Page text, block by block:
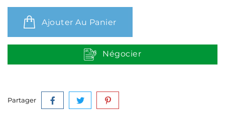
Ajouter Au Panier
Négocier
Partager